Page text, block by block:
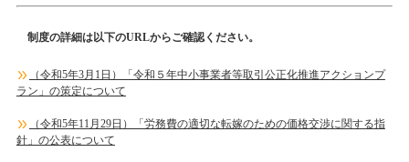
制度の詳細は以下のURLからご確認ください。
（令和5年3月1日）「令和５年中小事業者等取引公正化推進アクションプ
ラン」の策定について
（令和5年11月29日）「労務費の適切な転嫁のための価格交渉に関する指
針」の公表について